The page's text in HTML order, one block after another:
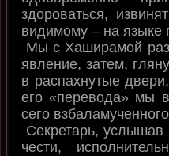
здороваться,
видимому – на языке
Мы с Хаширамой
явление, затем,
в распахнутые
его «перевода» мы
сего
Секретарь,
чести,